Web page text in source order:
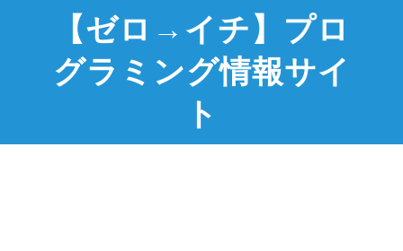
【ゼロ→イチ】プロ
グラミング情報サイ
ト